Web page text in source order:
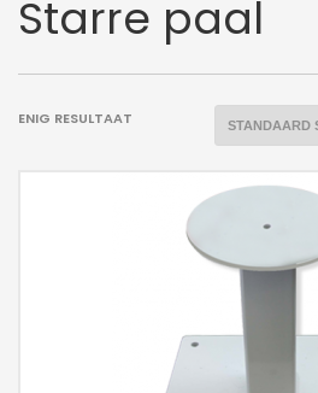
Starre paal
ENIG RESULTAAT